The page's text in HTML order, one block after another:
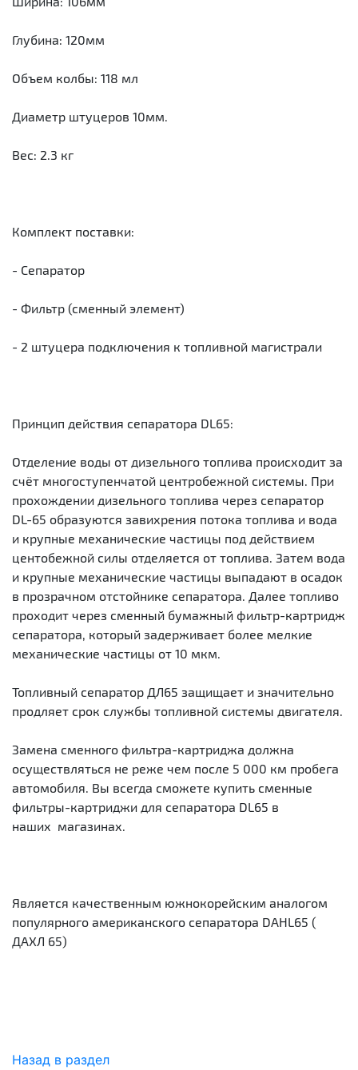
Глубина: 120мм
Объем колбы: 118 мл
Диаметр штуцеров 10мм.
Вес: 2.3 кг
Комплект поставки:
- Сепаратор
- Фильтр (сменный элемент)
- 2 штуцера подключения к топливной магистрали
Принцип действия сепаратора DL65:
Отделение воды от дизельного топлива происходит за
счёт многоступенчатой центробежной системы. При
прохождении дизельного топлива через сепаратор
DL-65 образуются завихрения потока топлива и вода
и крупные механические частицы под действием
центобежной силы отделяется от топлива. Затем вода
и крупные механические частицы выпадают в осадок
в прозрачном отстойнике сепаратора. Далее топливо
проходит через сменный бумажный фильтр-картридж
сепаратора, который задерживает более мелкие
механические частицы от 10 мкм.
Топливный сепаратор ДЛ65 защищает и значительно
продляет срок службы топливной системы двигателя.
Замена сменного фильтра-картриджа должна
осуществляться не реже чем после 5 000 км пробега
автомобиля. Вы всегда сможете купить сменные
фильтры-картриджи для сепаратора DL65 в
наших магазинах.
Является качественным южнокорейским аналогом
популярного американского сепаратора DAHL65 (
ДАХЛ 65)
Назад в раздел